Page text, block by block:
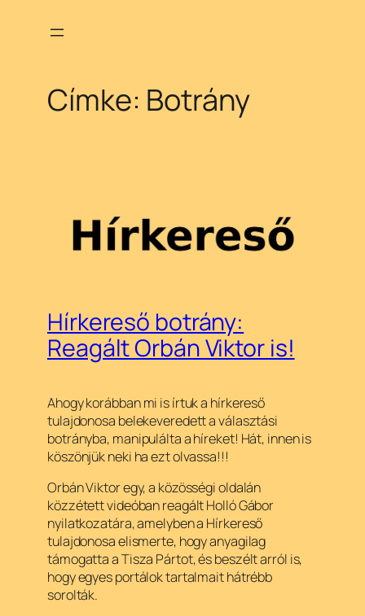
Címke: Botrány
Hírkereső botrány:
Reagált Orbán Viktor is!
Ahogy korábban mi is írtuk a hírkereső
tulajdonosa belekeveredett a választási
botrányba, manipulálta a híreket! Hát, innen is
köszönjük neki ha ezt olvassa!!!
Orbán Viktor egy, a közösségi oldalán
közzétett videóban reagált Holló Gábor
nyilatkozatára, amelyben a Hírkereső
tulajdonosa elismerte, hogy anyagilag
támogatta a Tisza Pártot, és beszélt arról is,
hogy egyes portálok tartalmait hátrébb
sorolták.